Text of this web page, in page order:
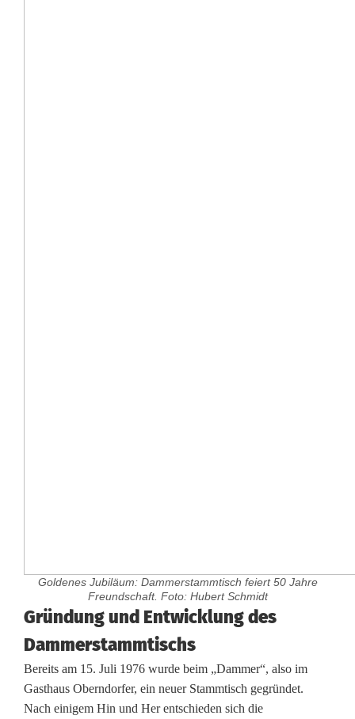
Goldenes Jubiläum: Dammerstammtisch feiert 50 Jahre
Freundschaft. Foto: Hubert Schmidt
D
a
m
m
Gründung und Entwicklung des
Dammerstammtischs
Bereits am 15. Juli 1976 wurde beim „Dammer“, also im
Gasthaus Oberndorfer, ein neuer Stammtisch gegründet.
Nach einigem Hin und Her entschieden sich die